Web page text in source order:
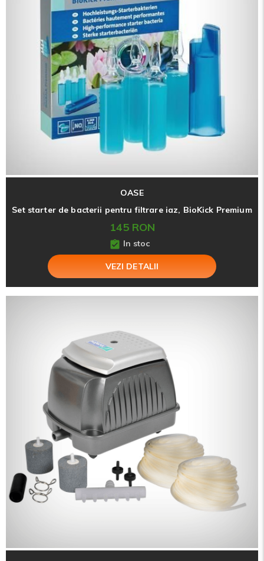
OASE
Set starter de bacterii pentru filtrare iaz, BioKick Premium
145 RON
In stoc
VEZI DETALII